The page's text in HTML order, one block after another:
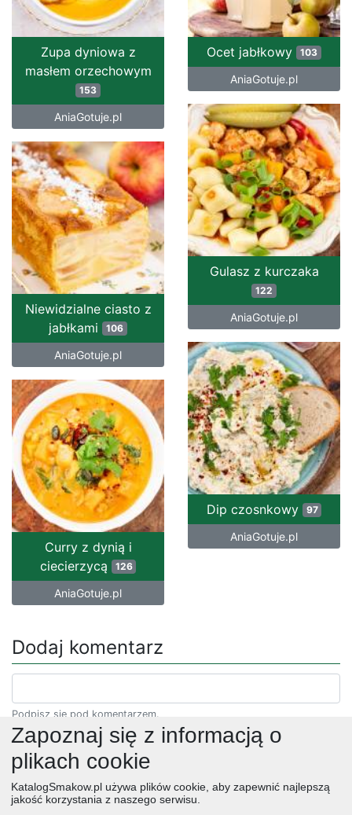
Zupa dyniowa z
masłem orzechowym
153
AniaGotuje.pl
Ocet jabłkowy 103
AniaGotuje.pl
Gulasz z kurczaka
122
AniaGotuje.pl
Niewidzialne ciasto z
jabłkami 106
AniaGotuje.pl
Dip czosnkowy 97
AniaGotuje.pl
Curry z dynią i
ciecierzycą
126
AniaGotuje.pl
Dodaj komentarz
Podpisz się pod komentarzem.
Zapoznaj się z informacją o
plikach cookie
KatalogSmakow.pl używa plików cookie, aby zapewnić najlepszą
jakość korzystania z naszego serwisu.